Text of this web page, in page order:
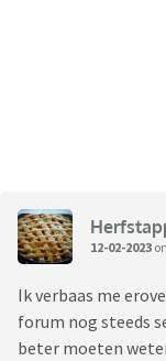
12-02-2023
Ik verbaas me
forum nog steeds
beter moeten